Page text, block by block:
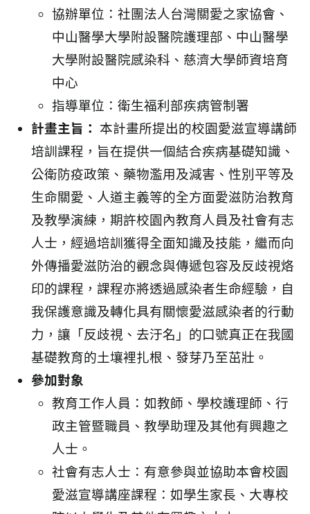
協辦單位：社團法人台灣關愛之家協會、
中山醫學大學附設醫院護理部、中山醫學
大學附設醫院感染科、慈濟大學師資培育
中心
指導單位：衛生福利部疾病管制署
計畫主旨： 本計畫所提出的校園愛滋宣導講師
培訓課程，旨在提供一個結合疾病基礎知識、
公衛防疫政策、藥物濫用及減害、性別平等及
生命關愛、人道主義等的全方面愛滋防治教育
及教學演練，期許校園內教育人員及社會有志
人士，經過培訓獲得全面知識及技能，繼而向
外傳播愛滋防治的觀念與傳遞包容及反歧視烙
印的課程，課程亦將透過感染者生命經驗，自
我保護意識及轉化具有關懷愛滋感染者的行動
力，讓「反歧視、去汙名」的口號真正在我國
基礎教育的土壤裡扎根、發芽乃至茁壯。
參加對象
教育工作人員：如教師、學校護理師、行
政主管暨職員、教學助理及其他有興趣之
人士。
社會有志人士：有意參與並協助本會校園
愛滋宣導講座課程：如學生家長、大專校